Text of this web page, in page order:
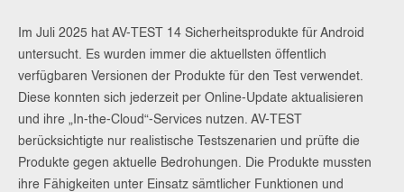
Im Juli 2025 hat AV-TEST 14 Sicherheitsprodukte für Android
untersucht. Es wurden immer die aktuellsten öffentlich
verfügbaren Versionen der Produkte für den Test verwendet.
Diese konnten sich jederzeit per Online-Update aktualisieren
und ihre „In-the-Cloud“-Services nutzen. AV-TEST
berücksichtigte nur realistische Testszenarien und prüfte die
Produkte gegen aktuelle Bedrohungen. Die Produkte mussten
ihre Fähigkeiten unter Einsatz sämtlicher Funktionen und